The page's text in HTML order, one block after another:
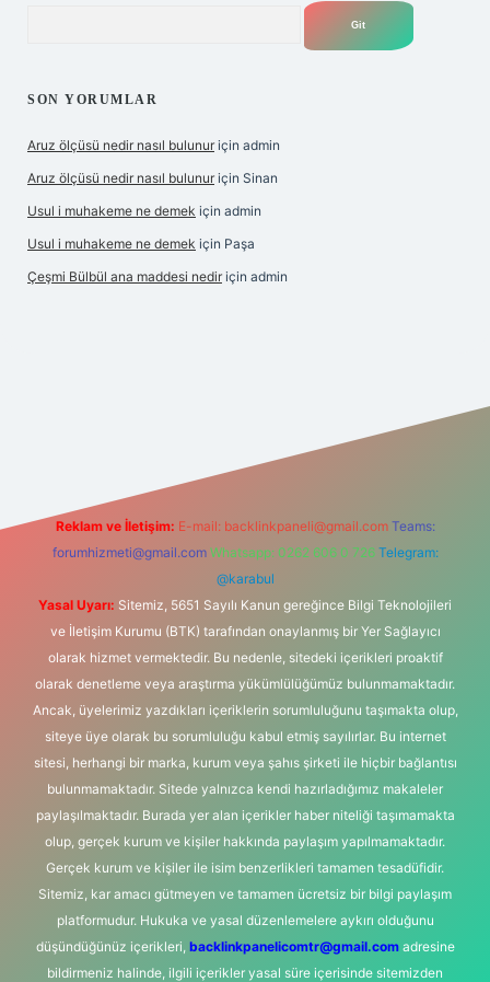
SON YORUMLAR
Aruz ölçüsü nedir nasıl bulunur için admin
Aruz ölçüsü nedir nasıl bulunur için Sinan
Usul i muhakeme ne demek için admin
Usul i muhakeme ne demek için Paşa
Çeşmi Bülbül ana maddesi nedir için admin
Reklam ve İletişim: E-mail: backlinkpaneli@gmail.com Teams:
forumhizmeti@gmail.com Whatsapp: 0262 606 0 726 Telegram:
@karabul
Yasal Uyarı: Sitemiz, 5651 Sayılı Kanun gereğince Bilgi Teknolojileri
ve İletişim Kurumu (BTK) tarafından onaylanmış bir Yer Sağlayıcı
olarak hizmet vermektedir. Bu nedenle, sitedeki içerikleri proaktif
olarak denetleme veya araştırma yükümlülüğümüz bulunmamaktadır.
Ancak, üyelerimiz yazdıkları içeriklerin sorumluluğunu taşımakta olup,
siteye üye olarak bu sorumluluğu kabul etmiş sayılırlar. Bu internet
sitesi, herhangi bir marka, kurum veya şahıs şirketi ile hiçbir bağlantısı
bulunmamaktadır. Sitede yalnızca kendi hazırladığımız makaleler
paylaşılmaktadır. Burada yer alan içerikler haber niteliği taşımamakta
olup, gerçek kurum ve kişiler hakkında paylaşım yapılmamaktadır.
Gerçek kurum ve kişiler ile isim benzerlikleri tamamen tesadüfidir.
Sitemiz, kar amacı gütmeyen ve tamamen ücretsiz bir bilgi paylaşım
platformudur. Hukuka ve yasal düzenlemelere aykırı olduğunu
düşündüğünüz içerikleri, backlinkpanelicomtr@gmail.comadresine
bildirmeniz halinde, ilgili içerikler yasal süre içerisinde sitemizden